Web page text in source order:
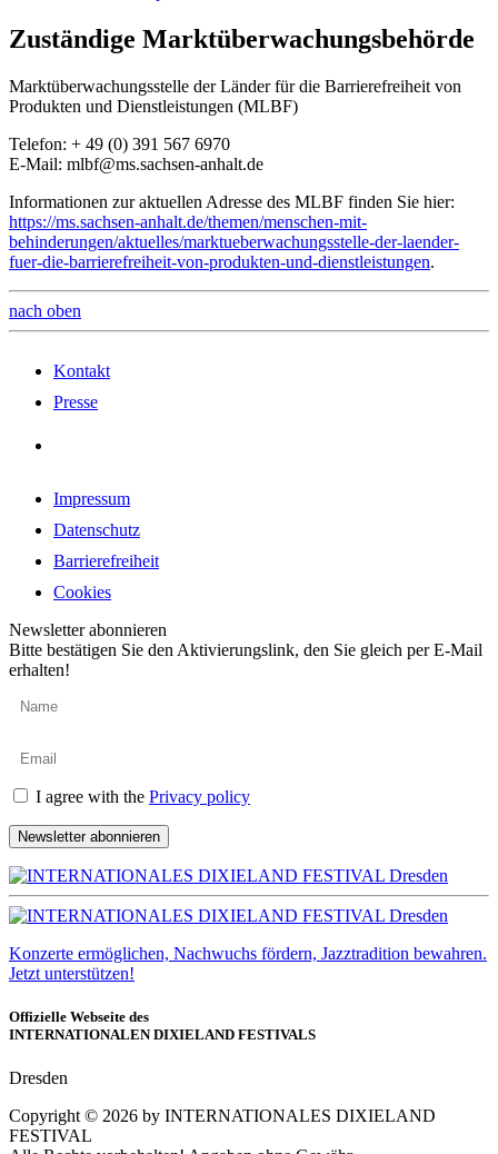
Zuständige Marktüberwachungsbehörde
Marktüberwachungsstelle der Länder für die Barrierefreiheit von
Produkten und Dienstleistungen (MLBF)
Telefon: + 49 (0) 391 567 6970
E-Mail: mlbf@ms.sachsen-anhalt.de
Informationen zur aktuellen Adresse des MLBF finden Sie hier:
https://ms.sachsen-anhalt.de/themen/menschen-mit-
behinderungen/aktuelles/marktueberwachungsstelle-der-laender-
fuer-die-barrierefreiheit-von-produkten-und-dienstleistungen.
nach oben
Kontakt
Presse
Impressum
Datenschutz
Barrierefreiheit
Cookies
Newsletter abonnieren
Bitte bestätigen Sie den Aktivierungslink, den Sie gleich per E-Mail
erhalten!
I agree with the Privacy policy
Newsletter abonnieren
Konzerte ermöglichen, Nachwuchs fördern, Jazztradition bewahren.
Jetzt unterstützen!
Offizielle Webseite des
INTERNATIONALEN DIXIELAND FESTIVALS
Dresden
Copyright © 2026 by INTERNATIONALES DIXIELAND
FESTIVAL